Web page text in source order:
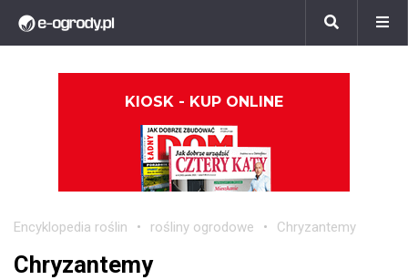
KIOSK - KUP ONLINE
Encyklopedia roślin rośliny ogrodowe Chryzantemy
Chryzantemy